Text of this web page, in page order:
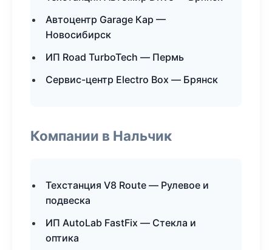
Автоцентр Garage Кар —
Новосибирск
ИП Road TurboTech — Пермь
Сервис-центр Electro Box — Брянск
Компании в Нальчик
Техстанция V8 Route — Рулевое и
подвеска
ИП AutoLab FastFix — Стекла и
оптика